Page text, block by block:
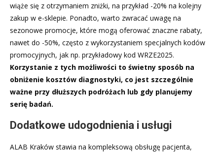
wiąże się z otrzymaniem zniżki, na przykład -20% na kolejny
zakup w e-sklepie. Ponadto, warto zwracać uwagę na
sezonowe promocje, które mogą oferować znaczne rabaty,
nawet do -50%, często z wykorzystaniem specjalnych kodów
promocyjnych, jak np. przykładowy kod WRZE2025.
Korzystanie z tych możliwości to świetny sposób na
obniżenie kosztów diagnostyki, co jest szczególnie
ważne przy dłuższych podróżach lub gdy planujemy
serię badań.
Dodatkowe udogodnienia i usługi
ALAB Kraków stawia na kompleksową obsługę pacjenta,